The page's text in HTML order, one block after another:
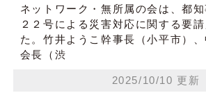
ネットワーク・無所属の会は、都
２２号による災害対応に関する要
た。竹井ようこ幹事長（小平市）
会長（渋
2025/10/10 更新